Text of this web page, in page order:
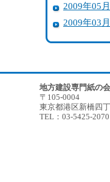
2009年05月
2009年03月
地方建設専門紙の
〒105-0004
東京都港区新橋四
TEL：03-5425-